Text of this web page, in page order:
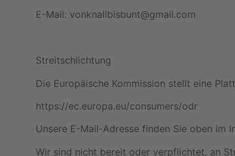
E-Mail: vonknallbisbunt@gmail.com
Streitschlichtung
Die Europäische Kommission stellt eine
https://ec.europa.eu/consumers/odr
Unsere E-Mail-Adresse finden Sie oben im
Wir sind nicht bereit oder verpflichtet, an